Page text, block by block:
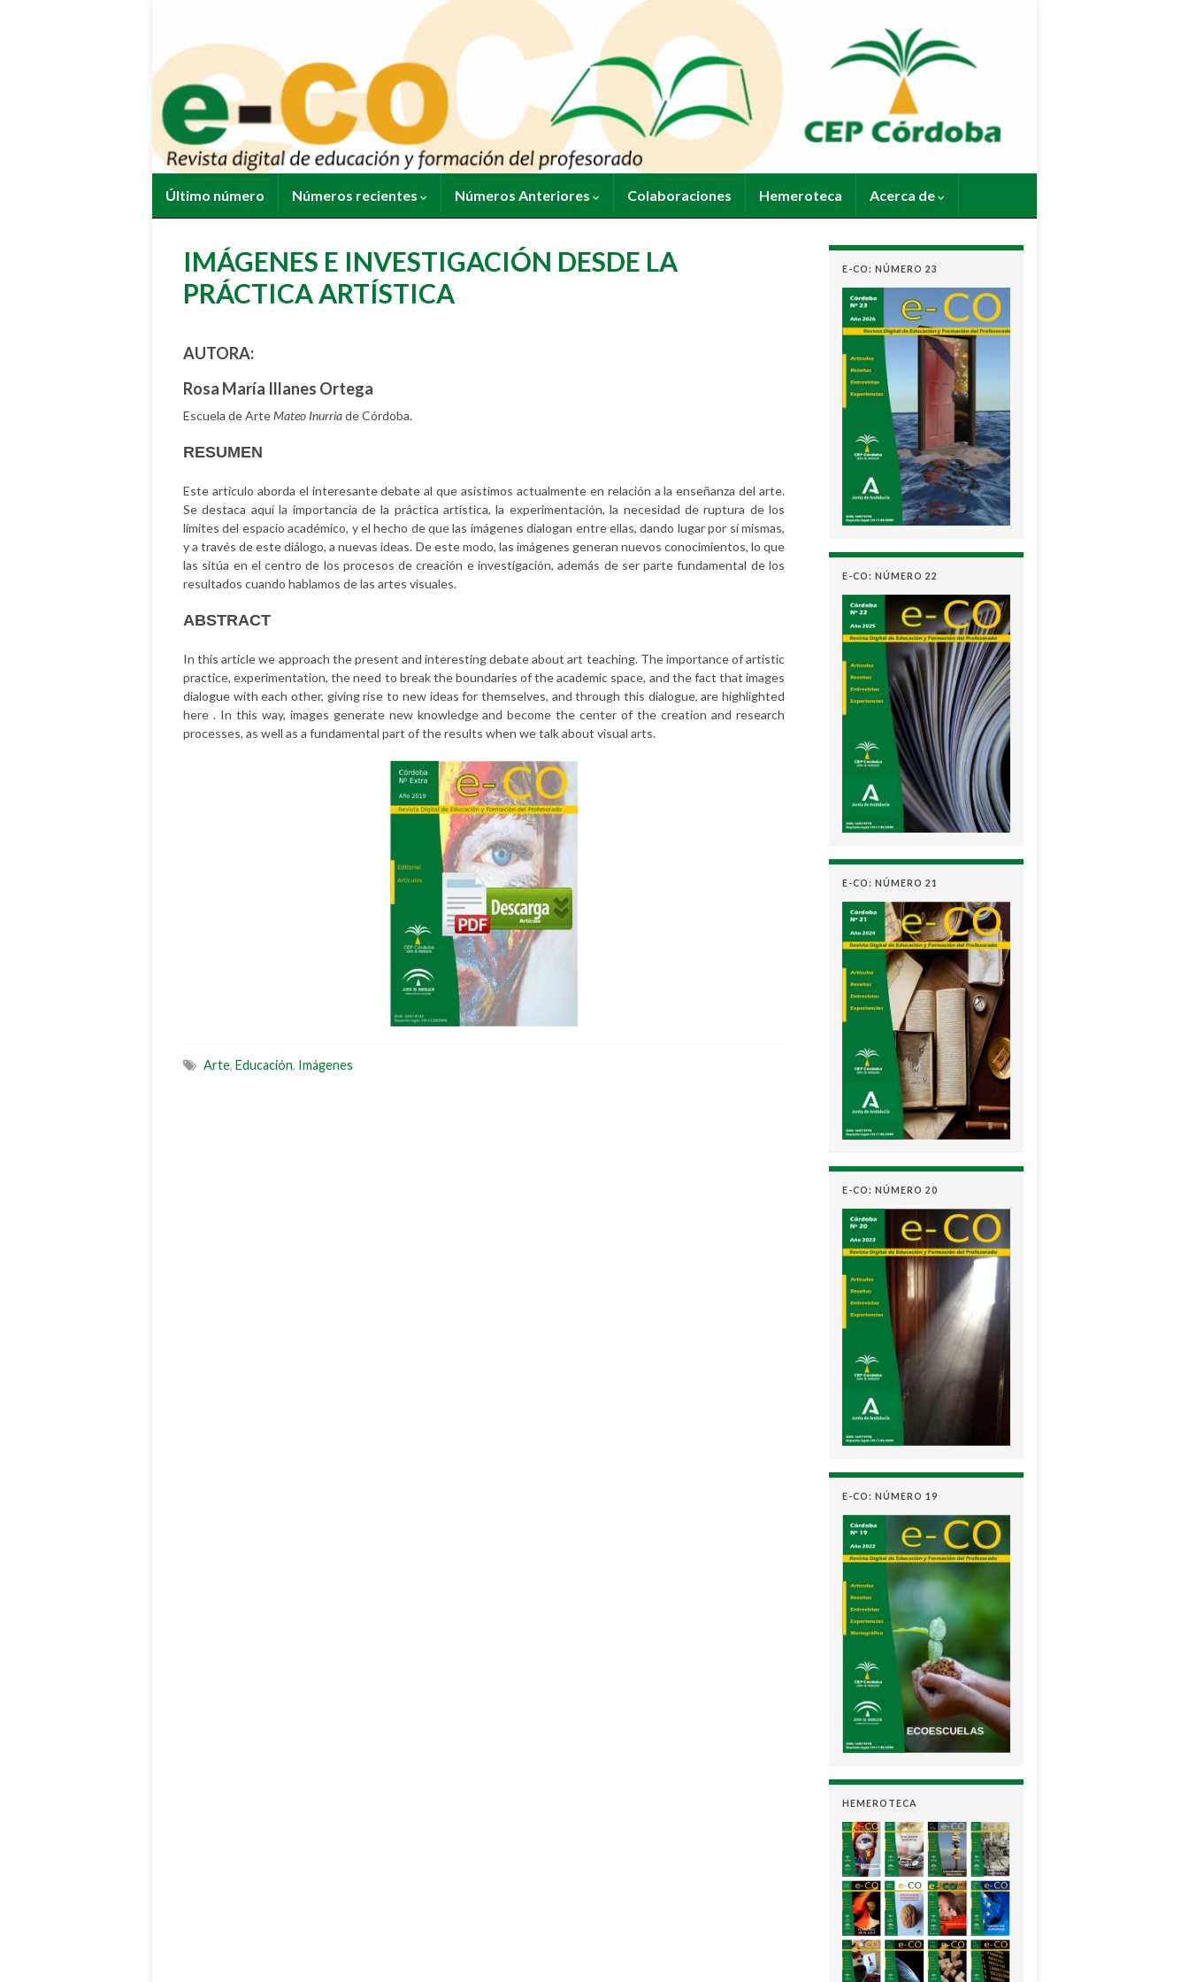
Último número Números recientes Números Anteriores Colaboraciones Hemeroteca Acerca de
IMÁGENES E INVESTIGACIÓN DESDE LA
PRÁCTICA ARTÍSTICA
AUTORA:
Rosa María Illanes Ortega
Escuela de ArteMateo Inurriade Córdoba.
RESUMEN
Este artículo aborda el interesante debate al que asistimos actualmente en relación a la enseñanza del arte.
Se destaca aquí la importancia de la práctica artística, la experimentación, la necesidad de ruptura de los
límites del espacio académico, y el hecho de que las imágenes dialogan entre ellas, dando lugar por sí mismas,
y a través de este diálogo, a nuevas ideas. De este modo, las imágenes generan nuevos conocimientos, lo que
las sitúa en el centro de los procesos de creación e investigación, además de ser parte fundamental de los
resultados cuando hablamos de las artes visuales.
ABSTRACT
In this article we approach the present and interesting debate about art teaching. The importance of artistic
practice, experimentation, the need to break the boundaries of the academic space, and the fact that images
dialogue with each other, giving rise to new ideas for themselves, and through this dialogue, are highlighted
here . In this way, images generate new knowledge and become the center of the creation and research
processes, as well as a fundamental part of the results when we talk about visual arts.
Arte, Educación, Imágenes
E-CO: NÚMERO 23
E-CO: NÚMERO 22
E-CO: NÚMERO 21
E-CO: NÚMERO 20
E-CO: NÚMERO 19
HEMEROTECA